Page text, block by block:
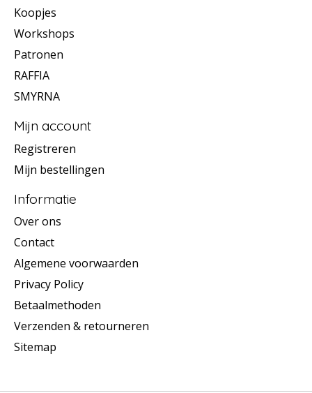
Koopjes
Workshops
Patronen
RAFFIA
SMYRNA
Mijn account
Registreren
Mijn bestellingen
Informatie
Over ons
Contact
Algemene voorwaarden
Privacy Policy
Betaalmethoden
Verzenden & retourneren
Sitemap